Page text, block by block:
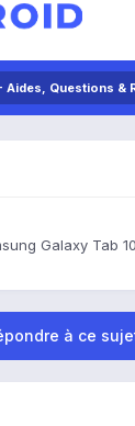
Galaxy Tab
à ce